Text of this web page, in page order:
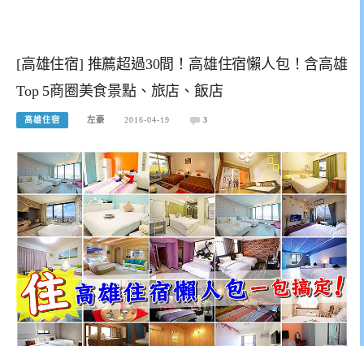
[高雄住宿] 推薦超過30間！高雄住宿懶人包！含高雄
Top 5商圈美食景點、旅店、飯店
高雄住宿 左豪 2016-04-19 3